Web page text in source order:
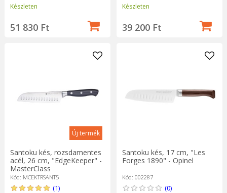
Készleten
51 830 Ft
Készleten
39 200 Ft
Új termék
Santoku kés, rozsdamentes
acél, 26 cm, "EdgeKeeper" -
MasterClass
Kód: MCEKTRSANT5
(1)
Santoku kés, 17 cm, "Les
Forges 1890" - Opinel
Kód: 002287
(0)